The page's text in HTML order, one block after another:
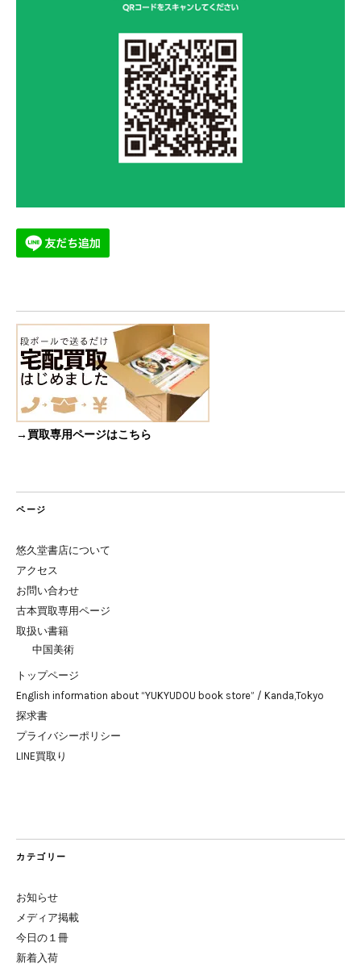
→買取専用ページはこちら
ページ
悠久堂書店について
アクセス
お問い合わせ
古本買取専用ページ
取扱い書籍
中国美術
トップページ
English information about “YUKYUDOU book store” / Kanda,Tokyo
探求書
プライバシーポリシー
LINE買取り
カテゴリー
お知らせ
メディア掲載
今日の１冊
新着入荷